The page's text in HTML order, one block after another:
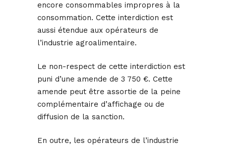
encore consommables impropres à la
consommation. Cette interdiction est
aussi étendue aux opérateurs de
l’industrie agroalimentaire.
Le non-respect de cette interdiction est
puni d’une amende de 3 750 €. Cette
amende peut être assortie de la peine
complémentaire d’affichage ou de
diffusion de la sanction.
En outre, les opérateurs de l’industrie